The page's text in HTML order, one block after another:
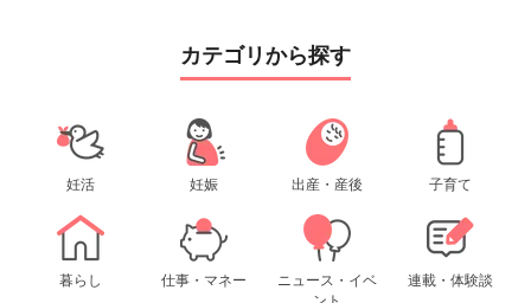
カテゴリから探す
妊活 妊娠 出産・産後 子育て
暮らし 仕事・マネー
ニュース・イベ
連載・体験談